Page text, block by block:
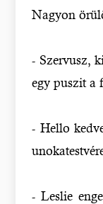
Nagyon
- Szervusz,
egy puszit a
- Hello
- Leslie